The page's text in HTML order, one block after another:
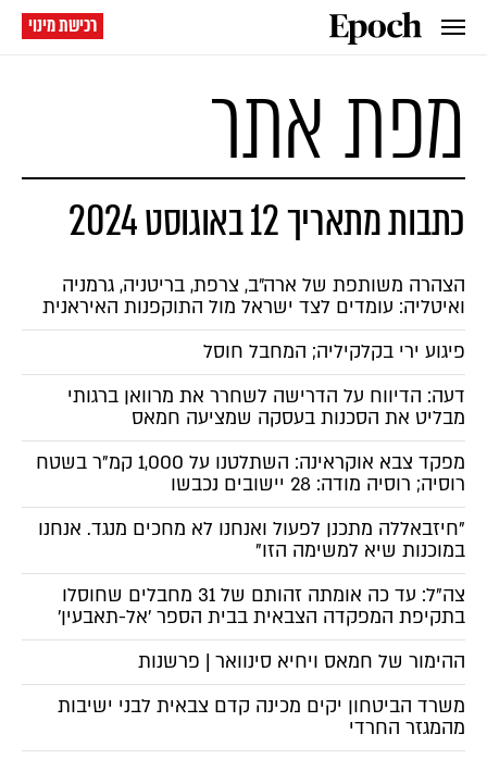
רכישת מינוי
מפת אתר
כתבות מתאריך 12 באוגוסט 2024
הצהרה משותפת של ארה״ב, צרפת, בריטניה, גרמניה
ואיטליה: עומדים לצד ישראל מול התוקפנות האיראנית
פיגוע ירי בקלקיליה; המחבל חוסל
דעה: הדיווח על הדרישה לשחרר את מרוואן ברגותי
מבליט את הסכנות בעסקה שמציעה חמאס
מפקד צבא אוקראינה: השתלטנו על 1,000 קמ"ר בשטח
רוסיה; רוסיה מודה: 28 יישובים נכבשו
"חיזבאללה מתכנן לפעול ואנחנו לא מחכים מנגד. אנחנו
במוכנות שיא למשימה הזו"
צה"ל: עד כה אומתה זהותם של 31 מחבלים שחוסלו
בתקיפת המפקדה הצבאית בבית הספר 'אל-תאבעין׳
ההימור של חמאס ויחיא סינוואר | פרשנות
משרד הביטחון יקים מכינה קדם צבאית לבני ישיבות
מהמגזר החרדי